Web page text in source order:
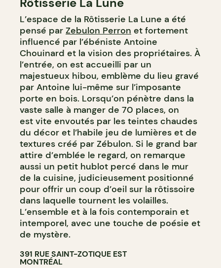
L’espace de la Rôtisserie La Lune a été
pensé par Zebulon Perron et fortement
influencé par l’ébéniste Antoine
Chouinard et la vision des propriétaires. À
l’entrée, on est accueilli par un
majestueux hibou, emblème du lieu gravé
par Antoine lui-même sur l’imposante
porte en bois. Lorsqu’on pénètre dans la
vaste salle à manger de 70 places, on
est vite envoutés par les teintes chaudes
du décor et l’habile jeu de lumières et de
textures créé par Zébulon. Si le grand bar
attire d’emblée le regard, on remarque
aussi un petit hublot percé dans le mur
de la cuisine, judicieusement positionné
pour offrir un coup d’oeil sur la rôtissoire
dans laquelle tournent les volailles.
L’ensemble et à la fois contemporain et
intemporel, avec une touche de poésie et
de mystère.
391 RUE SAINT-ZOTIQUE EST
MONTRÉAL